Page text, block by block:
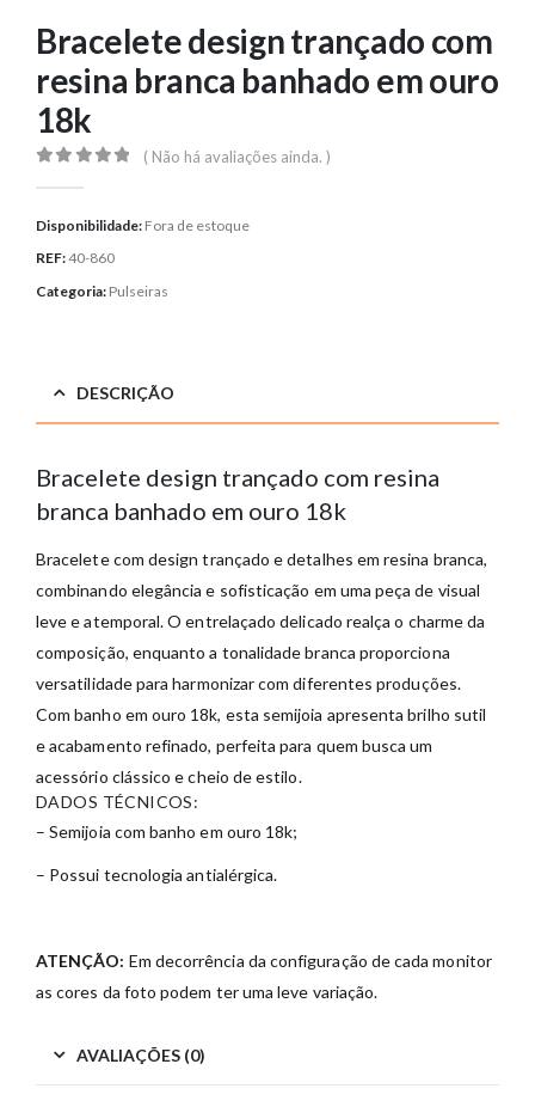
Bracelete design trançado com
resina branca banhado em ouro
18k
( Não há avaliações ainda. )
Disponibilidade: Fora de estoque
REF:40-860
Categoria: Pulseiras
DESCRIÇÃO
Bracelete design trançado com resina
branca banhado em ouro 18k
Bracelete com design trançado e detalhes em resina branca,
combinando elegância e sofisticação em uma peça de visual
leve e atemporal. O entrelaçado delicado realça o charme da
composição, enquanto a tonalidade branca proporciona
versatilidade para harmonizar com diferentes produções.
Com banho em ouro 18k, esta semijoia apresenta brilho sutil
e acabamento refinado, perfeita para quem busca um
acessório clássico e cheio de estilo.
DADOS TÉCNICOS:
– Semijoia com banho em ouro 18k;
– Possui tecnologia antialérgica.
ATENÇÃO: Em decorrência da configuração de cada monitor
as cores da foto podem ter uma leve variação.
AVALIAÇÕES (0)